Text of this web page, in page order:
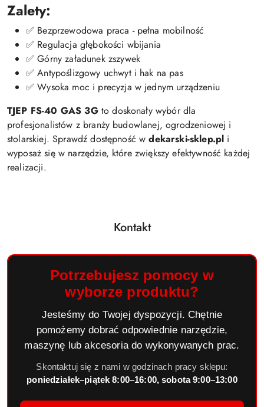
Zalety:
✅ Bezprzewodowa praca - pełna mobilność
✅ Regulacja głębokości wbijania
✅ Górny załadunek zszywek
✅ Antypoślizgowy uchwyt i hak na pas
✅ Wysoka moc i precyzja w jednym urządzeniu
TJEP FS-40 GAS 3Gto doskonały wybór dla
profesjonalistów z branży budowlanej, ogrodzeniowej i
stolarskiej. Sprawdź dostępność wdekarski-sklep.pl i
wyposaż się w narzędzie, które zwiększy efektywność każdej
realizacji.
Kontakt
Potrzebujesz pomocy w
wyborze produktu?
Jesteśmy do Twojej dyspozycji. Chętnie
pomożemy dobrać odpowiednie narzędzie,
maszynę lub akcesoria do wykonywanych prac.
Skontaktuj się z nami w godzinach pracy sklepu:
poniedziałek–piątek 8:00–16:00, sobota 9:00–13:00